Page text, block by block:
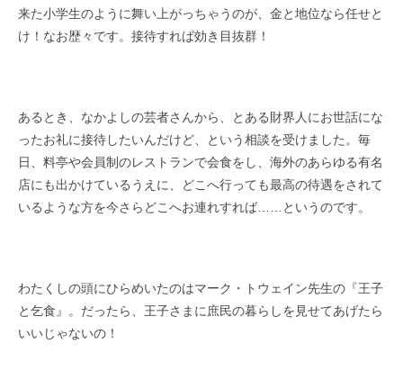
来た小学生のように舞い上がっちゃうのが、金と地位なら任せと
け！なお歴々です。接待すれば効き目抜群！
あるとき、なかよしの芸者さんから、とある財界人にお世話にな
ったお礼に接待したいんだけど、という相談を受けました。毎
日、料亭や会員制のレストランで会食をし、海外のあらゆる有名
店にも出かけているうえに、どこへ行っても最高の待遇をされて
いるような方を今さらどこへお連れすれば……というのです。
わたくしの頭にひらめいたのはマーク・トウェイン先生の『王子
と乞食』。だったら、王子さまに庶民の暮らしを見せてあげたら
いいじゃないの！